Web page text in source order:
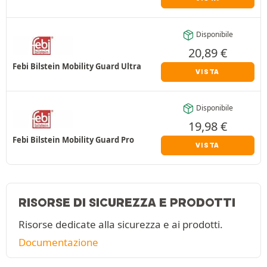
Febi Bilstein Mobility Guard Ultra
Disponibile
20,89€
VISTA
Febi Bilstein Mobility Guard Pro
Disponibile
19,98€
VISTA
RISORSE DI SICUREZZA E PRODOTTI
Risorse dedicate alla sicurezza e ai prodotti.
Documentazione